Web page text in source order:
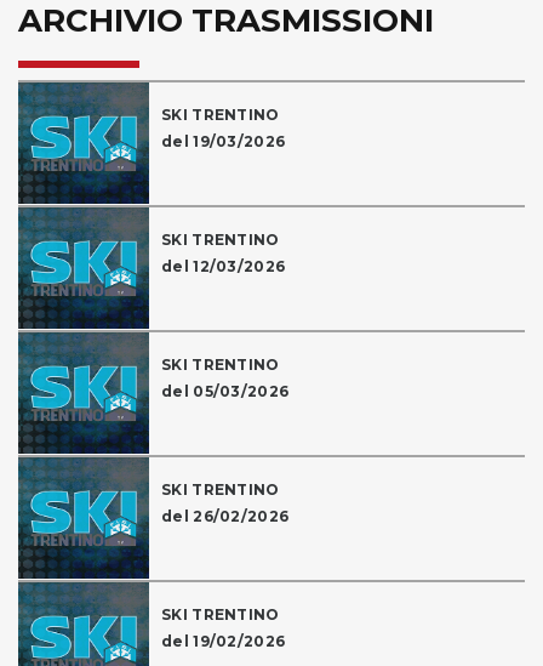
ARCHIVIO TRASMISSIONI
SKI TRENTINO
del 19/03/2026
SKI TRENTINO
del 12/03/2026
SKI TRENTINO
del 05/03/2026
SKI TRENTINO
del 26/02/2026
SKI TRENTINO
del 19/02/2026